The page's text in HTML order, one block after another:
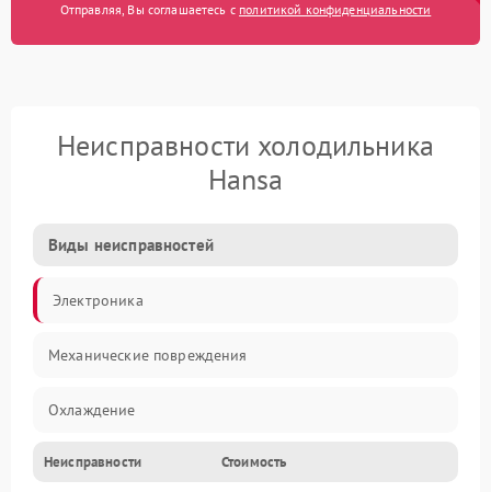
Отправляя, Вы соглашаетесь с политикой конфиденциальности
Неисправности холодильника
Hansa
Виды неисправностей
Электроника
Механические повреждения
Охлаждение
Механика
Неисправности Стоимость